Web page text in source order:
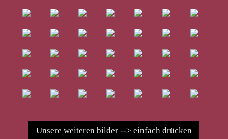
Unsere weiteren bilder --> einfach drücken